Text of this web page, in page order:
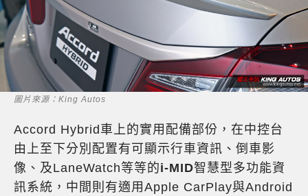
圖片來源：King Autos
Accord Hybrid車上的實用配備部份，在中控台
由上至下分別配置有可顯示行車資訊、倒車影
像、及LaneWatch等等的i-MID智慧型多功能資
訊系統，中間則有適用Apple CarPlay與Android